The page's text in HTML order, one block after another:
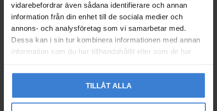
vidarebefordrar även sådana identifierare och annan
information från din enhet till de sociala medier och
annons- och analysföretag som vi samarbetar med.
Dessa kan i sin tur kombinera informationen med annan
information som du har tillhandahållit eller som de har
TILLÅT ALLA
Bli den första att lämna ett omdöme.
Populära produkter